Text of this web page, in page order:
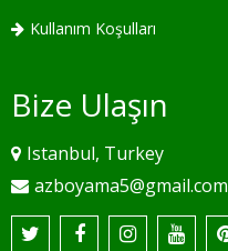
Kullanım Koşulları
Bize Ulaşın
Istanbul, Turkey
azboyama5@gmail.com